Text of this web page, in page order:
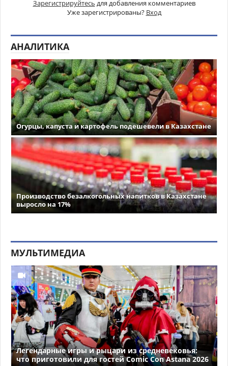
Зарегистрируйтесь для добавления комментариев
Уже зарегистрированы? Вход
АНАЛИТИКА
Огурцы, капуста и картофель подешевели в Казахстане
Производство безалкогольных напитков в Казахстане
выросло на 17%
МУЛЬТИМЕДИА
Легендарные игры и рыцари из средневековья:
что приготовили для гостей Comic Con Astana 2026